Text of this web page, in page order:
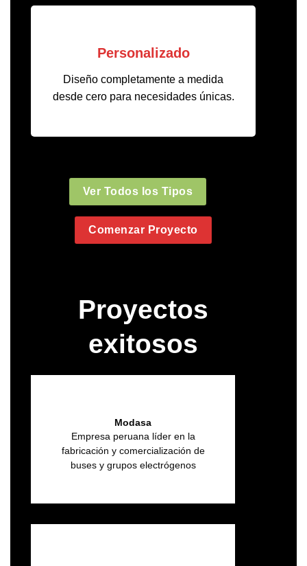
Personalizado
Diseño completamente a medida
desde cero para necesidades únicas.
Ver Todos los Tipos
Comenzar Proyecto
Proyectos
exitosos
Modasa
Empresa peruana líder en la
fabricación y comercialización de
buses y grupos electrógenos